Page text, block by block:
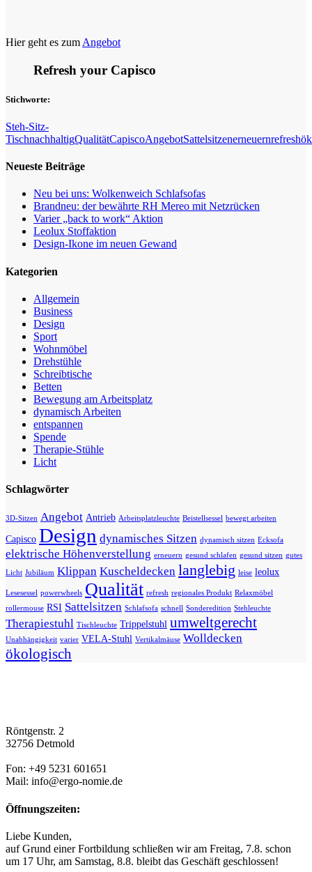
Hier geht es zumAngebot
Refresh your Capisco
Stichworte:
Steh-Sitz-
TischnachhaltigQualitätCapiscoAngebotSattelsitzenerneuernrefresh
Neueste Beiträge
Neu bei uns: Wolkenweich Schlafsofas
Brandneu: der bewährte RH Mereo mit Netzrücken
Varier „back to work“ Aktion
Leolux Stoffaktion
Design-Ikone im neuen Gewand
Kategorien
Allgemein
Business
Design
Sport
Wohnmöbel
Drehstühle
Schreibtische
Betten
Bewegung am Arbeitsplatz
dynamisch Arbeiten
entspannen
Spende
Therapie-Stühle
Licht
Schlagwörter
3D-Sitzen Angebot Antrieb Arbeitsplatzleuchte Beistellsessel bewegt arbeiten
Capisco Design dynamisches Sitzen dynamisch sitzen Ecksofa
elektrische Höhenverstellung erneuern gesund schlafen gesund sitzen gutes
Licht Jubiläum Klippan Kuscheldecken langlebig leise leolux
Lesesessel powerwheels Qualität refresh regionales Produkt Relaxmöbel
rollermouse RSI Sattelsitzen Schlafsofa schnell Sonderedition Stehleuchte
Therapiestuhl Tischleuchte Trippelstuhl umweltgerecht
Unabhängigkeit varier VELA-Stuhl Vertikalmäuse Wolldecken
ökologisch
Röntgenstr. 2
32756 Detmold
Fon: +49 5231 601651
Mail: info@ergo-nomie.de
Öffnungszeiten:
Liebe Kunden,
auf Grund einer Fortbildung schließen wir am Freitag, 7.8. schon
um 17 Uhr, am Samstag, 8.8. bleibt das Geschäft geschlossen!